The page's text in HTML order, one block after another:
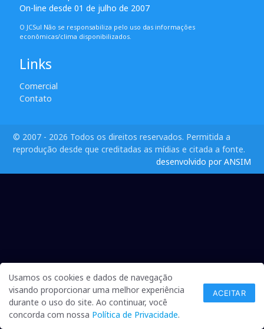
On-line desde 01 de julho de 2007
O JCSul Não se responsabiliza pelo uso das informações
econômicas/clima disponibilizados.
Links
Comercial
Contato
© 2007 - 2026 Todos os direitos reservados. Permitida a
reprodução desde que creditadas as mídias e citada a fonte.
desenvolvido por ANSIM
Usamos os cookies e dados de navegação
visando proporcionar uma melhor experiência
durante o uso do site. Ao continuar, você
concorda com nossa Política de Privacidade.
ACEITAR